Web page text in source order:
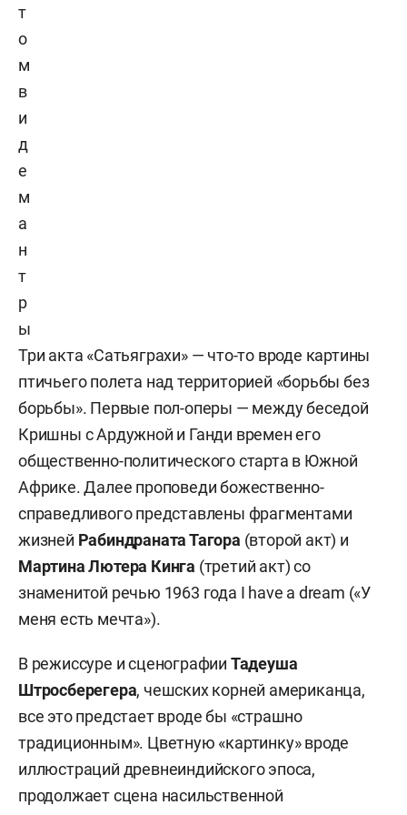
т
о
м
в
и
д
е
м
а
н
т
р
ы
Три акта «Сатьяграхи» — что-то вроде картины
птичьего полета над территорией «борьбы без
борьбы». Первые пол-оперы — между беседой
Кришны с Ардужной и Ганди времен его
общественно-политического старта в Южной
Африке. Далее проповеди божественно-
справедливого представлены фрагментами
жизней Рабиндраната Тагора (второй акт) и
Мартина Лютера Кинга (третий акт) со
знаменитой речью 1963 года I have a dream («У
меня есть мечта»).
В режиссуре и сценографии Тадеуша
Штросберегера, чешских корней американца,
все это предстает вроде бы «страшно
традиционным». Цветную «картинку» вроде
иллюстраций древнеиндийского эпоса,
продолжает сцена насильственной